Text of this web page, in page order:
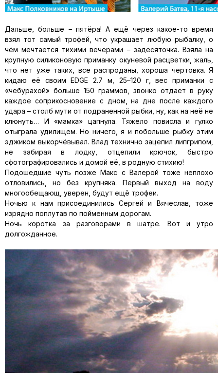
Дальше, больше – пятёра! А ещё через какое-то время
взял тот самый трофей, что украшает любую рыбалку, о
чём мечтается тихими вечерами – задесяточка. Взяла на
крупную силиконовую приманку окуневой расцветки, жаль,
что нет уже таких, все распроданы, хороша чертовка. Я
кидаю её своим EDGE 2.7 м, 25–120 г, вес приманки с
«чебурахой» больше 150 граммов, звонко отдаёт в руку
каждое соприкосновение с дном, на дне после каждого
удара – столб мути от подраненной рыбки, ну, как на неё не
клюнуть… И «мамка» цапнула. Тяжело повисла и гулко
отыграла удилищем. Но ничего, я и побольше рыбку этим
эджиком выкорчёвывал. Влад технично зацепил липгрипом,
не забирая в лодку, отцепили крючок, быстро
сфотографировались и домой её, в родную стихию!
Подошедшие чуть позже Макс с Валерой тоже неплохо
отловились, но без крупняка. Первый выход на воду
многообещающ, уверен, будут ещё трофеи.
Ночью к нам присоединились Сергей и Вячеслав, тоже
изрядно поплутав по пойменным дорогам.
Ночь коротка за разговорами в шатре. Вот и утро
долгожданное.